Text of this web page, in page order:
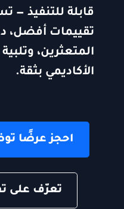
قابلة للتنفيذ —
تقييمات أفضل،
المتعثرين،
الأكاديمي بثقة.
احجز عرضًا
تعرّف على